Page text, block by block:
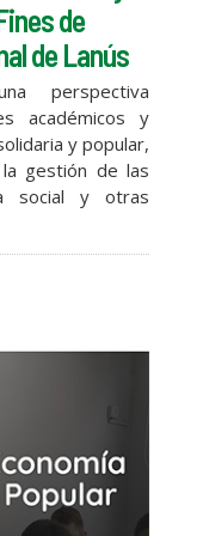
de
de Lanús
perspectiva
académicos y
y popular,
gestión de las
social y otras